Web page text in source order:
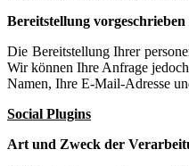
Bereitstellung
Die Bereitstellung Ihrer
Wir können Ihre Anfrage
Namen, Ihre E-Mail-Adresse
Social Plugins
Art und Zweck der